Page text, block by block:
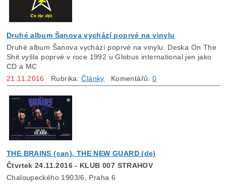
Druhé album Šanova vychází poprvé na vinylu
Druhé album Šanova vychází poprvé na vinylu. Deska On The
Shit vyšla poprvé v roce 1992 u Globus international jen jako
CD a MC
21.11.2016
Rubrika:Články Komentářů:0
THE BRAINS (can), THE NEW GUARD (de)
Čtvrtek 24.11.2016 - KLUB 007 STRAHOV
Chaloupeckého 1903/6, Praha 6